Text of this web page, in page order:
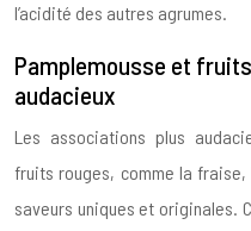
l’acidité des autres agrumes.
Pamplemousse et
audacieux
Les associations plus
fruits rouges, comme la
saveurs uniques et originales.